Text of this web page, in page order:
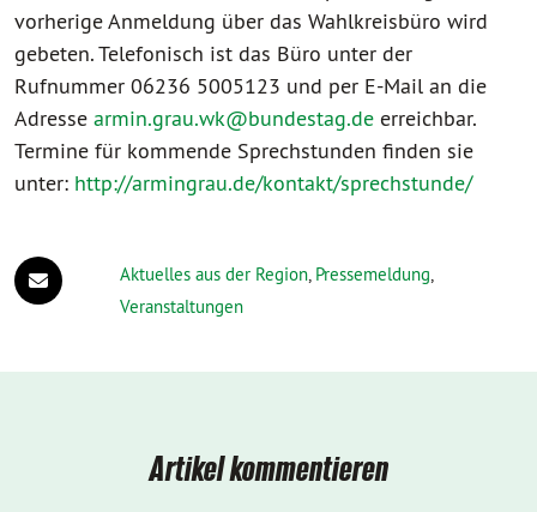
vorherige Anmeldung über das Wahlkreisbüro wird
gebeten. Telefonisch ist das Büro unter der
Rufnummer 06236 5005123 und per E-Mail an die
Adresse armin.grau.wk@bundestag.de erreichbar.
Termine für kommende Sprechstunden finden sie
unter: http://armingrau.de/kontakt/sprechstunde/
Aktuelles aus der Region, Pressemeldung,
Veranstaltungen
Artikel kommentieren